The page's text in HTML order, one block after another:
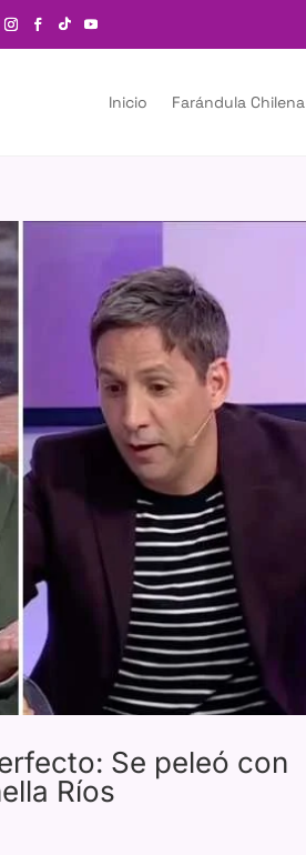
Inicio Farándula Chilena
Se peleó con
Ríos